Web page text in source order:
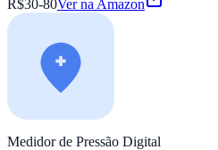
R$30-80Ver na Amazon
Medidor de Pressão Digital